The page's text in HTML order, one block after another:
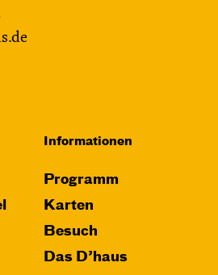
Informationen
Programm
Karten
Besuch
Das D’haus